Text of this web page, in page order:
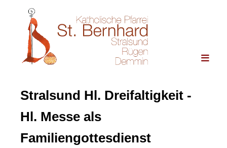
Stralsund Hl. Dreifaltigkeit -
Hl. Messe als
Familiengottesdienst